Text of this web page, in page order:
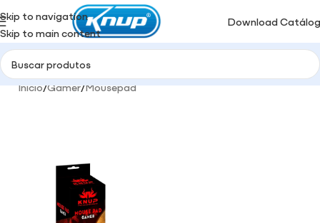
Skip to navigation
Skip to main content
Download
Início/Gamer/Mousepad